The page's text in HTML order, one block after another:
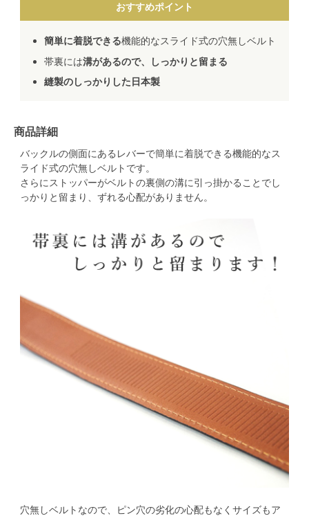
おすすめポイント
簡単に着脱できる機能的なスライド式の穴無しベルト
帯裏には溝があるので、しっかりと留まる
縫製のしっかりした日本製
商品詳細
バックルの側面にあるレバーで簡単に着脱できる機能的なス
ライド式の穴無しベルトです。
さらにストッパーがベルトの裏側の溝に引っ掛かることでし
っかりと留まり、ずれる心配がありません。
穴無しベルトなので、ピン穴の劣化の心配もなくサイズもア